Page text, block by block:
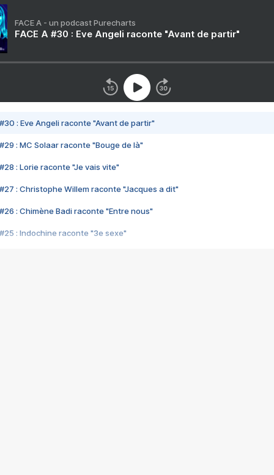
FACE A - un podcast Purecharts
FACE A #30 : Eve Angeli raconte "Avant de partir"
#30 : Eve Angeli raconte "Avant de partir"
#29 : MC Solaar raconte "Bouge de là"
#28 : Lorie raconte "Je vais vite"
#27 : Christophe Willem raconte "Jacques a dit"
#26 : Chimène Badi raconte "Entre nous"
#25 : Indochine raconte "3e sexe"